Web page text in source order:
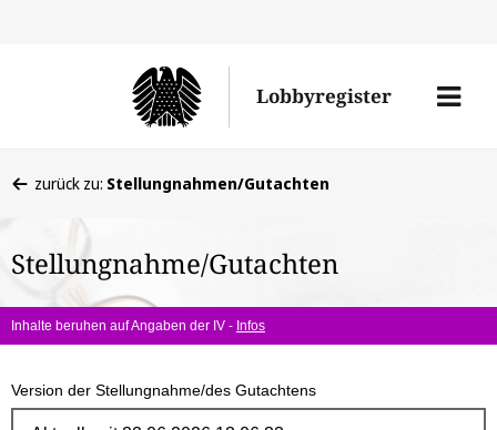
Lobbyregister
Menü
befinden
hier:
zurück zu: Stellungnahmen/Gutachten
Stellungnahme/Gutachten
Inhalte beruhen auf Angaben der IV - Infos
Version der Stellungnahme/des Gutachtens